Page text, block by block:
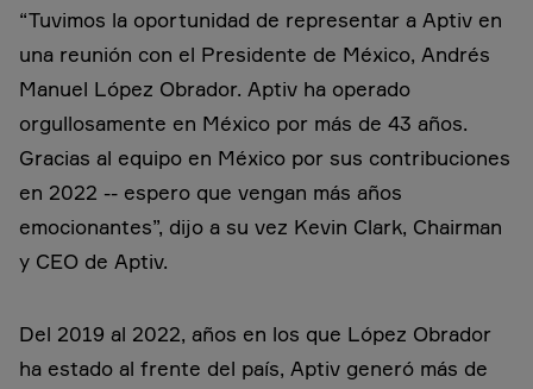
“Tuvimos la oportunidad de representar a Aptiv en
una reunión con el Presidente de México, Andrés
Manuel López Obrador. Aptiv ha operado
orgullosamente en México por más de 43 años.
Gracias al equipo en México por sus contribuciones
en 2022 -- espero que vengan más años
emocionantes”, dijo a su vez Kevin Clark, Chairman
y CEO de Aptiv.
Del 2019 al 2022, años en los que López Obrador
ha estado al frente del país, Aptiv generó más de